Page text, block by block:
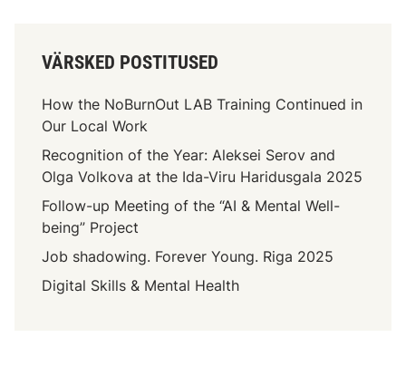
VÄRSKED POSTITUSED
How the NoBurnOut LAB Training Continued in
Our Local Work
Recognition of the Year: Aleksei Serov and
Olga Volkova at the Ida-Viru Haridusgala 2025
Follow-up Meeting of the “AI & Mental Well-
being” Project
Job shadowing. Forever Young. Riga 2025
Digital Skills & Mental Health